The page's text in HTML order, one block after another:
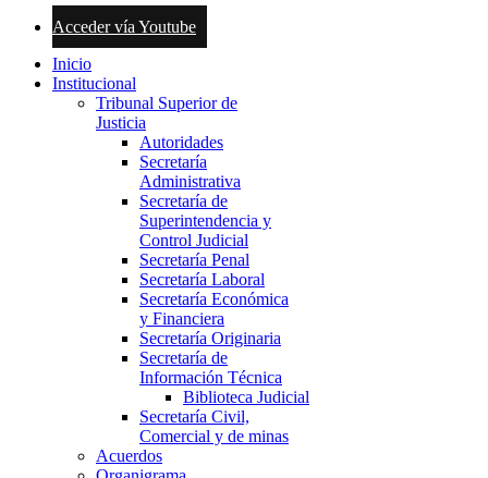
Acceder vía Youtube
Inicio
Institucional
Tribunal Superior de
Justicia
Autoridades
Secretaría
Administrativa
Secretaría de
Superintendencia y
Control Judicial
Secretaría Penal
Secretaría Laboral
Secretaría Económica
y Financiera
Secretaría Originaria
Secretaría de
Información Técnica
Biblioteca Judicial
Secretaría Civil,
Comercial y de minas
Acuerdos